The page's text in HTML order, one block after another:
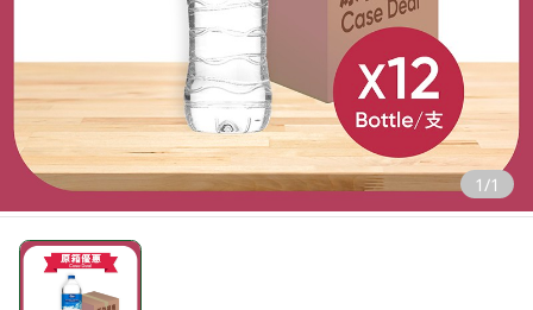
1/1